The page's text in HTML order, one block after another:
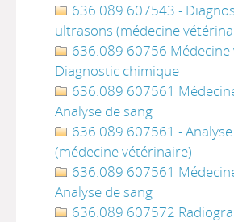
636.089 607543 -
ultrasons (médecine
636.089 60756 Médecine
Diagnostic chimique
636.089 607561
Analyse de sang
636.089 607561 -
(médecine vétérinaire)
636.089 607561
Analyse de sang
636.089 607572